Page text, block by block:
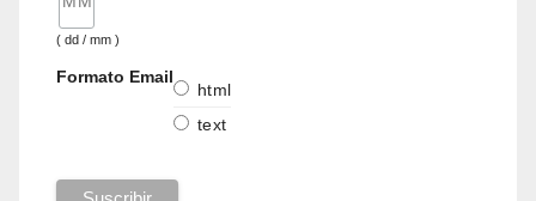
( dd / mm )
Formato Email
html
text